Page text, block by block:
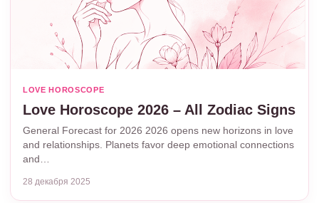
LOVE HOROSCOPE
Love Horoscope 2026 – All Zodiac Signs
General Forecast for 2026 2026 opens new horizons in love
and relationships. Planets favor deep emotional connections
and…
28 декабря 2025